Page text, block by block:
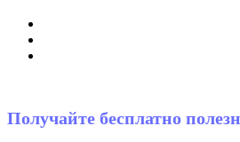
Получайте бесплатно